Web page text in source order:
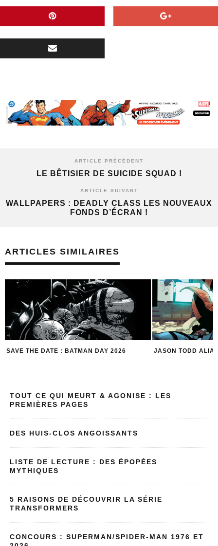
ARTICLE PRÉCÉDENT
LE BÊTISIER DE SUICIDE SQUAD !
ARTICLE SUIVANT
WALLPAPERS : DEADLY CLASS LES NOUVEAUX
FONDS D’ÉCRAN !
ARTICLES SIMILAIRES
JASON TODD ALIAS RED HOOD
LE COSTUME DE
TOUT CE QUI MEURT & AGONISE : LES
PREMIÈRES PAGES
DES HUIS-CLOS ANGOISSANTS
LISTE DE LECTURE : DES ÉPOPÉES
MYTHIQUES
5 RAISONS DE DÉCOUVRIR LA SÉRIE
TRANSFORMERS
CONCOURS : SUPERMAN/SPIDER-MAN 1976 ET